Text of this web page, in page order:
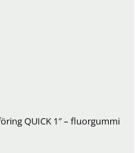
QUICK 1″ – fluorgummi